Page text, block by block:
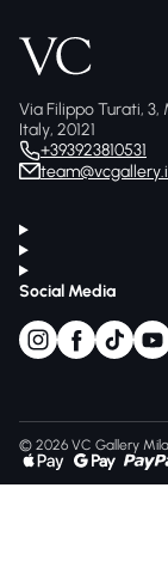
Via Filippo Turati, 3,
Italy, 20121
+393923810531
Social Media
© 2026 VC Gallery